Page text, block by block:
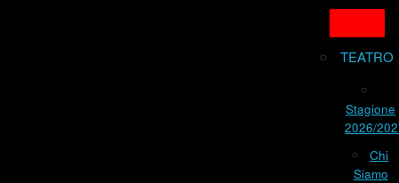
TEATRO
Stagione
2026/
Chi
Siamo